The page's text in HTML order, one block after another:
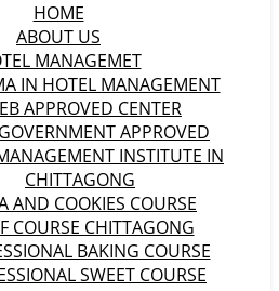
HOME
ABOUT US
MANAGEMET
IN HOTEL MANAGEMENT
APPROVED CENTER
APPROVED
INSTITUTE IN
CHITTAGONG
AND COOKIES COURSE
COURSE CHITTAGONG
BAKING COURSE
SWEET COURSE